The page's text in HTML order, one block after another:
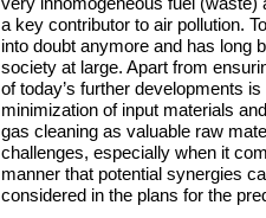
a key contributor to air pollution.
into doubt anymore and has long
society at large. Apart from
of today’s further developments
minimization of input materials
gas cleaning as valuable raw
challenges, especially when it
manner that potential synergies
considered in the plans for the